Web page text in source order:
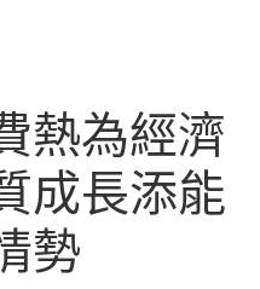
熱為經濟
成長添能
勢